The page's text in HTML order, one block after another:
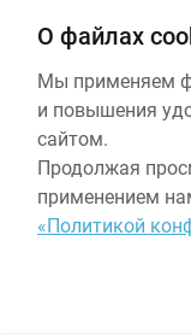
О файлах
Мы применяем
и повышения
сайтом.
Продолжая
применением
«Политикой